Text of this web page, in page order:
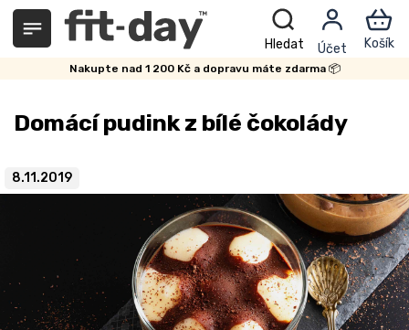
Přejít
obsah
Nakupte nad 1 200 Kč a dopravu máte zdarma 📦
Domácí pudink z bílé čokolády
8.11.2019